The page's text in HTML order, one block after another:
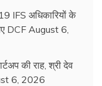
IFS अधिकारियों के
DCF August 6,
की राह, श्री देव
6, 2026